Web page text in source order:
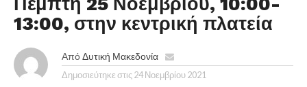
13:00, στην κεντρική πλατεία
Από Δυτική Μακεδονία
Δημοσιεύτηκε στις 24 Νοεμβρίου 2021